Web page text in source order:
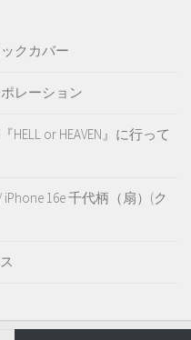
クカバー
レーション
HELL or HEAVEN』に行って
iPhone 16e 千代柄（扇）(ク